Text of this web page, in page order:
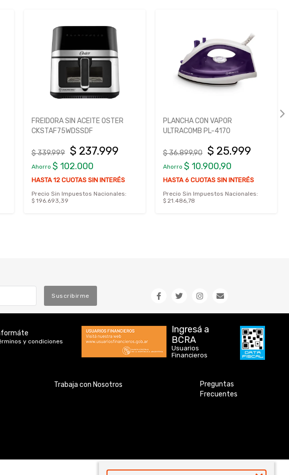
FREIDORA SIN ACEITE OSTER
CKSTAF75WDSSDF
$ 339.999 $ 237.999
Ahorro $ 102.000
HASTA 12 CUOTAS SIN INTERÉS
Precio Sin Impuestos Nacionales:
$ 196.693,39
PLANCHA CON VAPOR
ULTRACOMB PL-4170
$ 36.899,90 $ 25.999
Ahorro $ 10.900,90
HASTA 6 CUOTAS SIN INTERÉS
Precio Sin Impuestos Nacionales:
$ 21.486,78
Suscribirme
y condiciones
Ingresá a
BCRA
Usuarios
Financieros
Trabaja con Nosotros
Preguntas
Frecuentes